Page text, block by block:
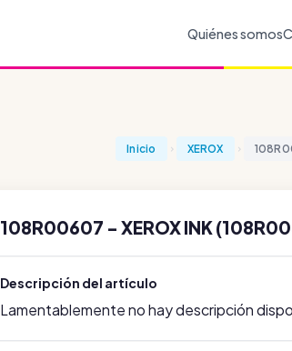
Quiénes somos
Inicio XEROX
108R00607 - XEROX INK
Descripción del artículo
Lamentablemente no hay descripción